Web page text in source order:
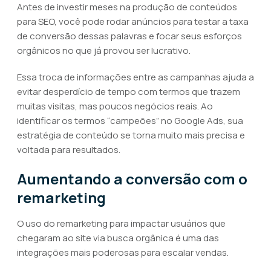
Antes de investir meses na produção de conteúdos
para SEO, você pode rodar anúncios para testar a taxa
de conversão dessas palavras e focar seus esforços
orgânicos no que já provou ser lucrativo.
Essa troca de informações entre as campanhas ajuda a
evitar desperdício de tempo com termos que trazem
muitas visitas, mas poucos negócios reais. Ao
identificar os termos “campeões” no Google Ads, sua
estratégia de conteúdo se torna muito mais precisa e
voltada para resultados.
Aumentando a conversão com o
remarketing
O uso do remarketing para impactar usuários que
chegaram ao site via busca orgânica é uma das
integrações mais poderosas para escalar vendas.